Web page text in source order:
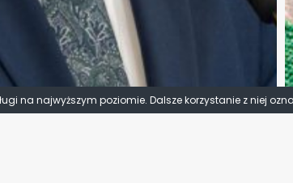
na najwyższym poziomie. Dalsze korzystanie z niej